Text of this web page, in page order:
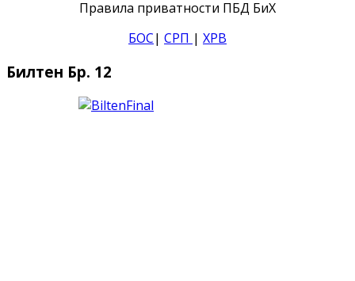
Правила приватности ПБД БиХ
БОС| СРП | ХРВ
Билтен Бр. 12